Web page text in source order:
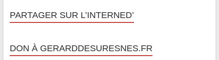
PARTAGER SUR L’INTERNED’
DON À GERARDDESURESNES.FR